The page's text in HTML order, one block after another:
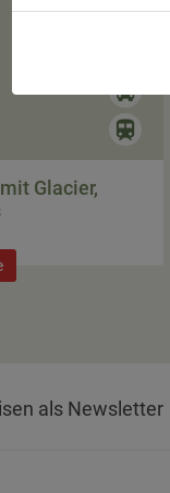
Glacier,
als Newsletter